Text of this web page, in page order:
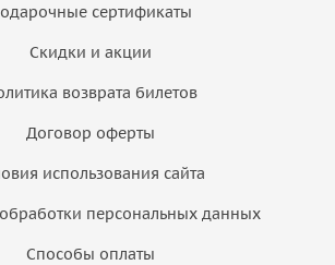
сертификаты
Скидки и акции
возврата билетов
Договор оферты
использования сайта
персональных данных
Способы оплаты